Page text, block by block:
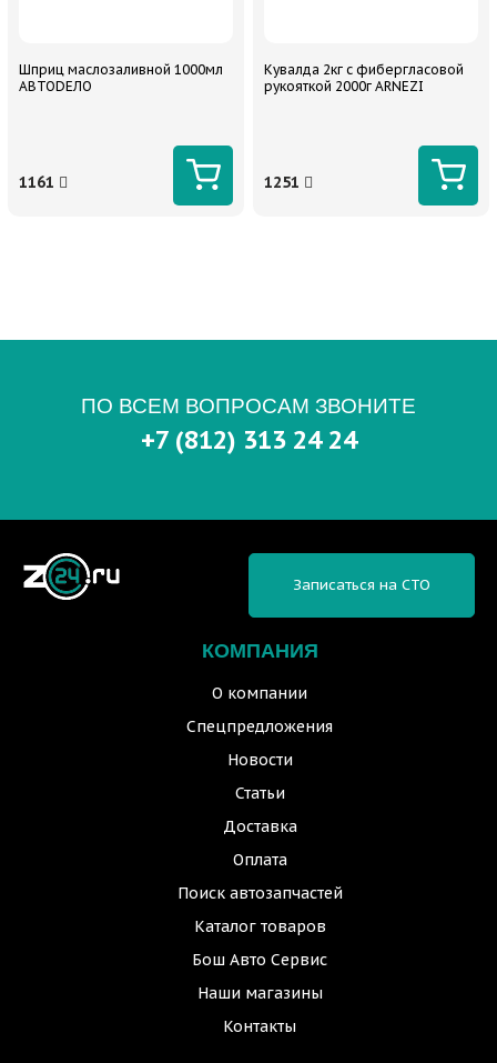
Шприц маслозаливной 1000мл
АВТОDЕЛО
1161
Кувалда 2кг с фибергласовой
рукояткой 2000г ARNEZI
1251
ПО ВСЕМ ВОПРОСАМ ЗВОНИТЕ
+7 (812) 313 24 24
КОМПАНИЯ
О компании
Спецпредложения
Новости
Статьи
Доставка
Оплата
Поиск автозапчастей
Каталог товаров
Бош Авто Сервис
Наши магазины
Контакты
Записаться на СТО